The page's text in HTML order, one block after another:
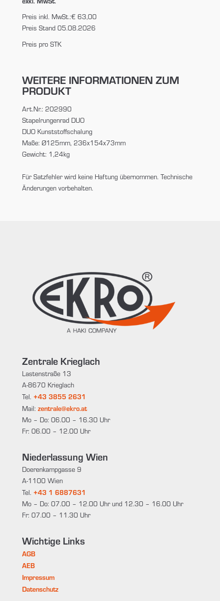
Preis inkl. MwSt.:€ 63,00
Preis Stand 05.08.2026
Preis pro STK
WEITERE INFORMATIONEN ZUM
PRODUKT
Art.Nr.: 202990
Stapelrungenrad DUO
DUO Kunststoffschalung
Maße: Ø125mm, 236x154x73mm
Gewicht: 1,24kg
Für Satzfehler wird keine Haftung übernommen. Technische
Änderungen vorbehalten.
Zentrale Krieglach
Lastenstraße 13
A-8670 Krieglach
Tel. +43 3855 2631
Mail: zentrale@ekro.at
Mo – Do: 06.00 – 16.30 Uhr
Fr: 06.00 – 12.00 Uhr
Niederlassung Wien
Doerenkampgasse 9
A-1100 Wien
Tel. +43 1 6887631
Mo – Do: 07.00 – 12.00 Uhr und 12.30 – 16.00 Uhr
Fr: 07.00 – 11.30 Uhr
Wichtige Links
AGB
AEB
Impressum
Datenschutz